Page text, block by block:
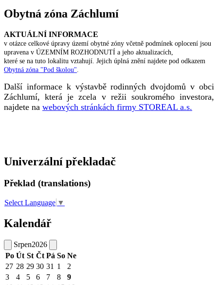
Obytná zóna Záchlumí
AKTUÁLNÍ INFORMACE
v otázce celkové úpravy území obytné zóny včetně podmínek oplocení jsou
upravena v ÚZEMNÍM ROZHODNUTÍ a jeho aktualizacích,
které se na tuto lokalitu vztahují. Jejich úplná znění najdete pod odkazem
Obytná zóna "Pod školou"
Další informace k výstavbě rodinných dvojdomů v obci
Záchlumí, která je zcela v režii soukromého investora,
najdete na webových stránkách firmy STOREAL a.s.
Univerzální překladač
Překlad (translations)
Select Language ▼
Kalendář
Srpen2026
Po Út St Čt Pá So Ne
27 28 29 30 31 1
2
3
4 5 6 7 8
9